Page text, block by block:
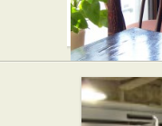
クレビィ